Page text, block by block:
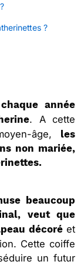
?
année
. A cette
âge, les
non mariée,
beaucoup
veut que
décoré et
Cette coiffe
un futur